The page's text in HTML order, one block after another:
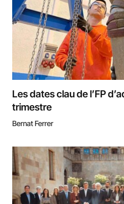
Les dates clau de l’FP
trimestre
Bernat Ferrer